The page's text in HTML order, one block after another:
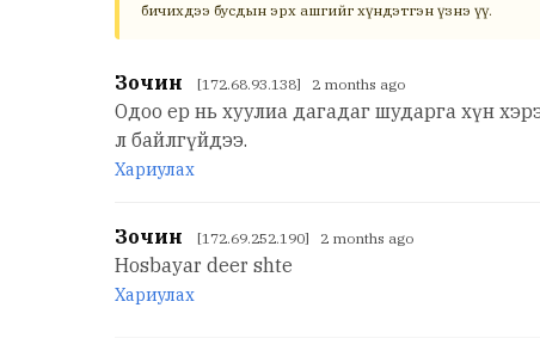
бичихдээ бусдын эрх ашгийг хүндэтгэн үзнэ үү.
Зочин [172.68.93.138] 2 months ago
Одоо ер нь хуулиа дагадаг шударга хүн
л байлгүйдээ.
Хариулах
Зочин [172.69.252.190] 2 months ago
Hosbayar deer shte
Хариулах